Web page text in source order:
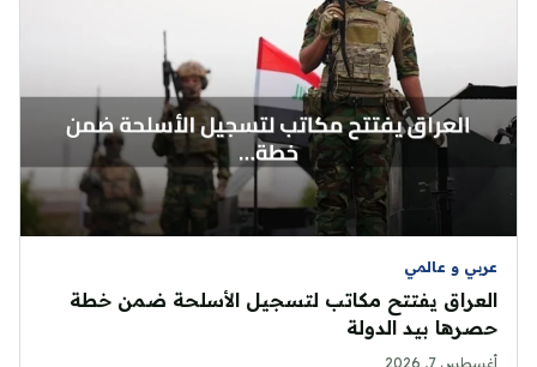
عربي و عالمي
العراق يفتتح مكاتب لتسجيل الأسلحة ضمن خطة
حصرها بيد الدولة
أغسطس 7, 2026